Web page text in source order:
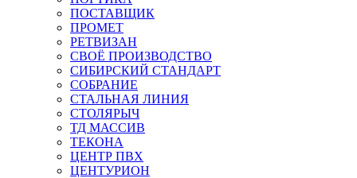
ПОСТАВЩИК
ПРОМЕТ
РЕТВИЗАН
СВОЁ ПРОИЗВОДСТВО
СИБИРСКИЙ СТАНДАРТ
СОБРАНИЕ
СТАЛЬНАЯ ЛИНИЯ
СТОЛЯРЫЧ
ТД МАССИВ
ТЕКОНА
ЦЕНТР ПВХ
ЦЕНТУРИОН